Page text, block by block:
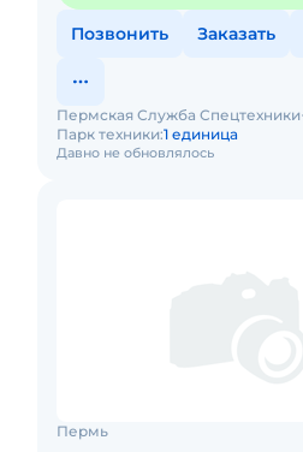
Позвонить Заказать
Давно не обновлялось
Пермская Служба Спецтехники
Парк техники:1 единица
Пермь